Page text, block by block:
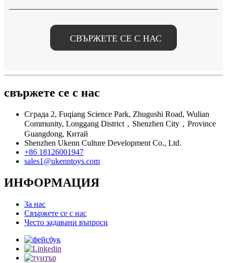
СВЪРЖЕТЕ СЕ С НАС
свържете се с нас
Сграда 2, Fuqiang Science Park, Zhugushi Road, Wulian
Community, Longgang District，Shenzhen City，Province
Guangdong, Китай
Shenzhen Ukenn Culture Development Co., Ltd.
+86 18126001947
sales1@ukenntoys.com
ИНФОРМАЦИЯ
За нас
Свържете се с нас
Често задавани въпроси